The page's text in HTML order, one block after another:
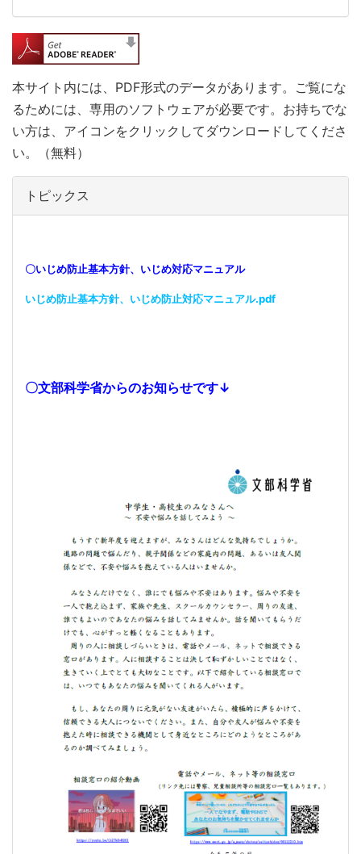
本サイト内には、PDF形式のデータがあります。ご覧にな
るためには、専用のソフトウェアが必要です。お持ちでな
い方は、アイコンをクリックしてダウンロードしてくださ
い。（無料）
トピックス
〇いじめ防止基本方針、いじめ対応マニュアル
いじめ防止基本方針、いじめ防止対応マニュアル.pdf
〇文部科学省からのお知らせです↓